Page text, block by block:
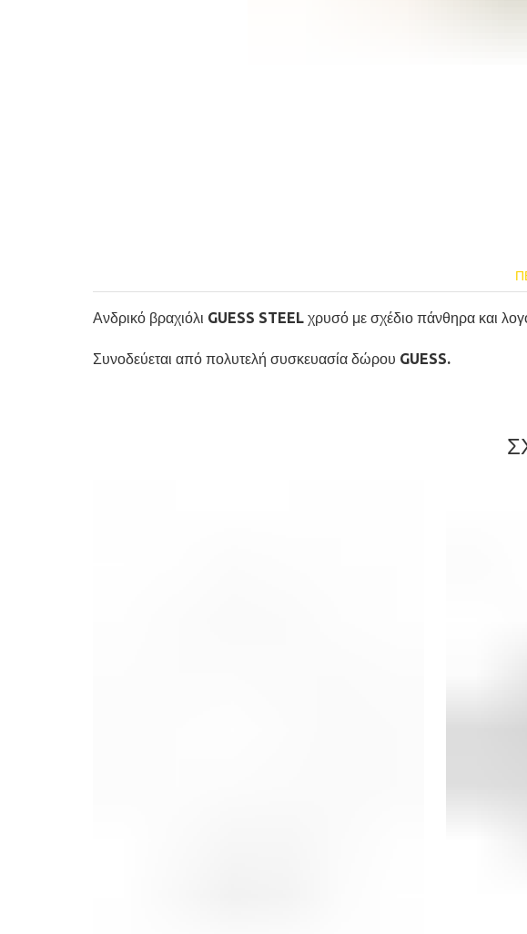
Ανδρικό βραχιόλι GUESS STEEL χρυσό με σχέδιο πάνθηρα και
Συνοδεύεται από πολυτελή συσκευασία δώρου GUESS.